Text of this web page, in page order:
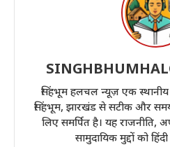
सिंहभूम हलचल न्यूज़ एक स्थानीय
सिंहभूम, झारखंड से सटीक और
लिए समर्पित है। यह
सामुदायिक मुद्दों को